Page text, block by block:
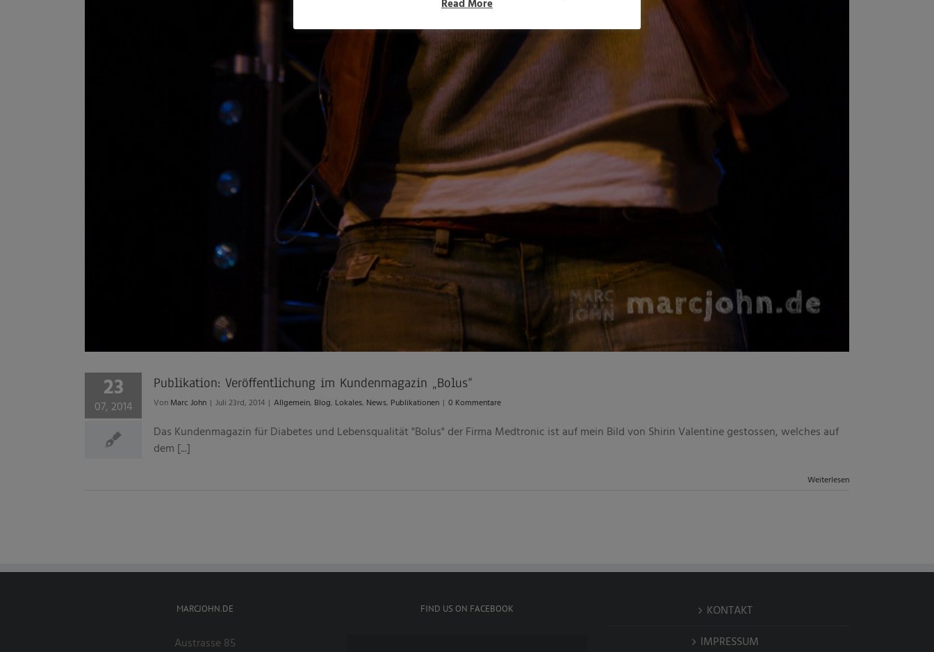
23
07, 2014
Publikation: Veröffentlichung im Kundenmagazin „Bolus“
Von Marc John | Juli 23rd, 2014 | Allgemein, Blog, Lokales, News, Publikationen | 0 Kommentare
Das Kundenmagazin für Diabetes und Lebensqualität "Bolus" der Firma Medtronic ist auf mein Bild von Shirin Valentine gestossen, welches auf
dem [...]
Weiterlesen
MARCJOHN.DE
Austrasse 85
FIND US ON FACEBOOK KONTAKT
IMPRESSUM
Read More